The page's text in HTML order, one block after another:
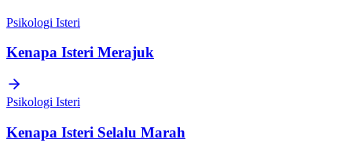
Psikologi Isteri
Kenapa Isteri Merajuk
Psikologi Isteri
Kenapa Isteri Selalu Marah